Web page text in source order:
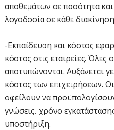
αποθεμάτων σε ποσότητα και
λογοδοσία σε κάθε
-Εκπαίδευση και κόστος
κόστος στις εταιρείες. Όλες
αποτυπώνονται. Αυξάνεται
κόστος των επιχειρήσεων.
οφείλουν να
γνώσεις, χρόνο
υποστήριξη.